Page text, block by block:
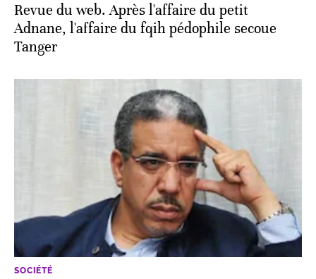
Revue du web. Après l'affaire du petit
Adnane, l'affaire du fqih pédophile secoue
Tanger
SOCIÉTÉ